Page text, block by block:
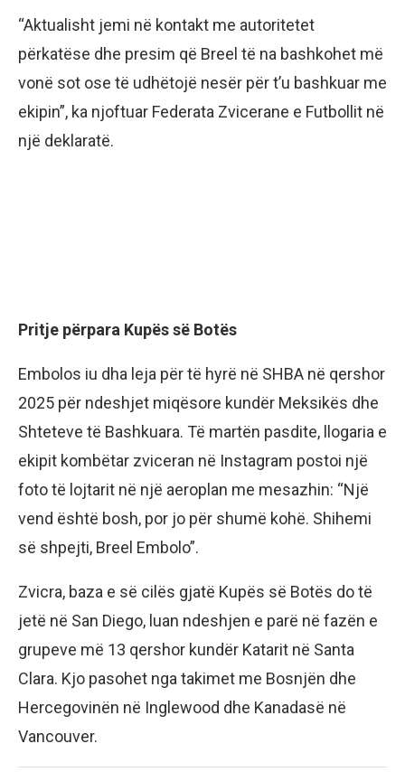
“Aktualisht jemi në kontakt me autoritetet
përkatëse dhe presim që Breel të na bashkohet më
vonë sot ose të udhëtojë nesër për t’u bashkuar me
ekipin”, ka njoftuar Federata Zvicerane e Futbollit në
një deklaratë.
Pritje përpara Kupës së Botës
Embolos iu dha leja për të hyrë në SHBA në qershor
2025 për ndeshjet miqësore kundër Meksikës dhe
Shteteve të Bashkuara. Të martën pasdite, llogaria e
ekipit kombëtar zviceran në Instagram postoi një
foto të lojtarit në një aeroplan me mesazhin: “Një
vend është bosh, por jo për shumë kohë. Shihemi
së shpejti, Breel Embolo”.
Zvicra, baza e së cilës gjatë Kupës së Botës do të
jetë në San Diego, luan ndeshjen e parë në fazën e
grupeve më 13 qershor kundër Katarit në Santa
Clara. Kjo pasohet nga takimet me Bosnjën dhe
Hercegovinën në Inglewood dhe Kanadasë në
Vancouver.